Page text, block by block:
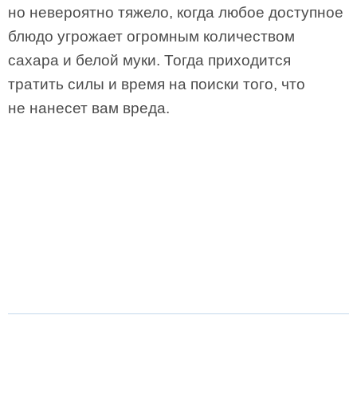
но невероятно тяжело, когда любое доступное
блюдо угрожает огромным количеством
сахара и белой муки. Тогда приходится
тратить силы и время на поиски того, что
не нанесет вам вреда.